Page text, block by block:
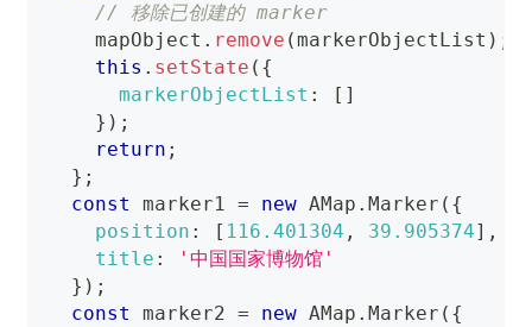
// 移除已创建的 marker
    mapObject
. remove (markerObjectList ) ;
this . setState ( {
markerObjectList : [ ]
} ) ;
return ;
} ;
const
marker1 = new AMap . Marker ( {
position : [ 116.401304 , 39.905374] ,
title :
'中国国家博物馆'
} ) ;
const
marker2 = new AMap . Marker ( {